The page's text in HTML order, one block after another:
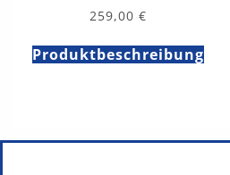
259,00€
Produktbeschreibung